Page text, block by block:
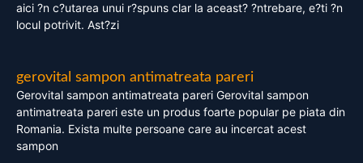
aici ?n c?utarea unui r?spuns clar la aceast? ?ntrebare, e?ti ?n
locul potrivit. Ast?zi
gerovital sampon antimatreata pareri
Gerovital sampon antimatreata pareri Gerovital sampon
antimatreata pareri este un produs foarte popular pe piata din
Romania. Exista multe persoane care au incercat acest
sampon